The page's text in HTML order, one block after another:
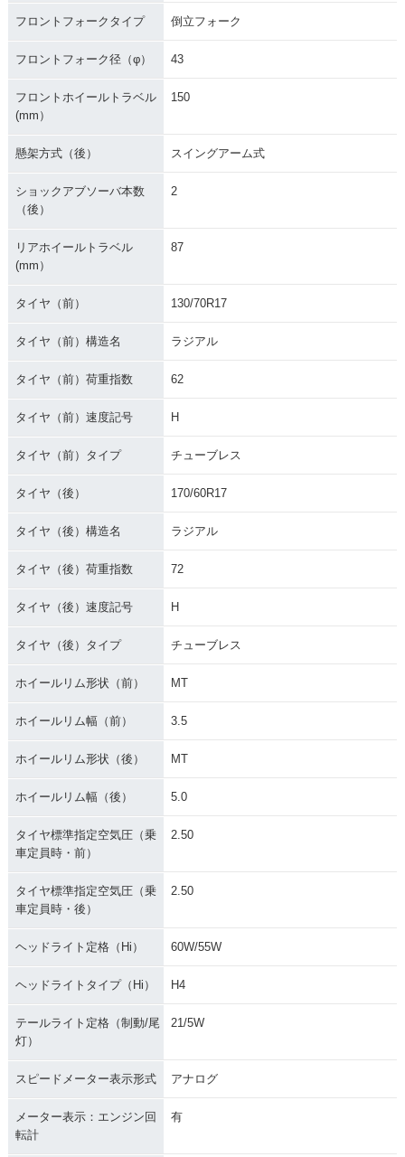
フロントフォークタイプ 倒立フォーク
フロントフォーク径（φ） 43
フロントホイールトラベル
(mm）
150
懸架方式（後） スイングアーム式
ショックアブソーバ本数
（後）
2
リアホイールトラベル
(mm）
87
タイヤ（前） 130/70R17
タイヤ（前）構造名 ラジアル
タイヤ（前）荷重指数 62
タイヤ（前）速度記号 H
タイヤ（前）タイプ チューブレス
タイヤ（後） 170/60R17
タイヤ（後）構造名 ラジアル
タイヤ（後）荷重指数 72
タイヤ（後）速度記号 H
タイヤ（後）タイプ チューブレス
ホイールリム形状（前） MT
ホイールリム幅（前） 3.5
ホイールリム形状（後） MT
ホイールリム幅（後） 5.0
タイヤ標準指定空気圧（乗
車定員時・前）
2.50
タイヤ標準指定空気圧（乗
車定員時・後）
2.50
ヘッドライト定格（Hi） 60W/55W
ヘッドライトタイプ（Hi） H4
テールライト定格（制動/尾
灯）
21/5W
スピードメーター表示形式 アナログ
メーター表示：エンジン回
転計
有